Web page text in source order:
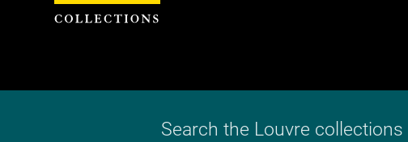
Cookies management panel